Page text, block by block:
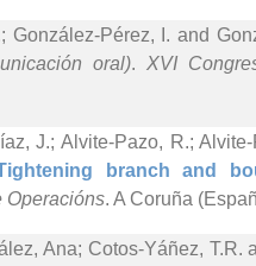
González-Pérez, I. and
oral). XVI
J.; Alvite-Pazo, R.;
branch and
Operacións. A Coruña
Ana; Cotos-Yáñez, T.R.